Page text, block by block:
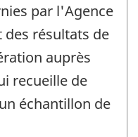
par l'Agence
des résultats de
auprès
recueille de
échantillon de